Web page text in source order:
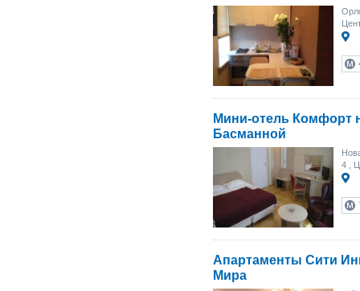
Мини-отель Комфорт
Басманной
4 ,
Апартаменты Сити
Мира